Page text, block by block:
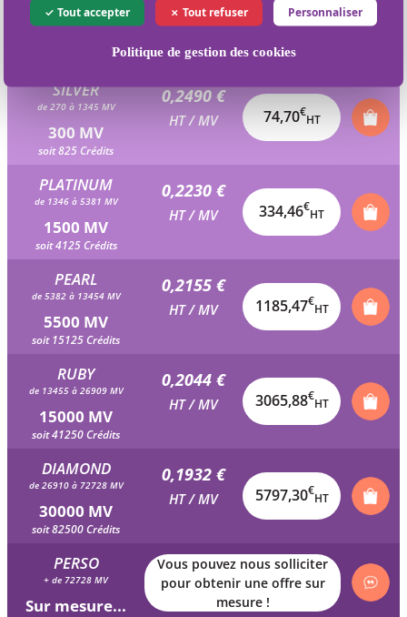
Tout accepter Tout refuser Personnaliser
Politique de gestion des cookies
de 135 à 269 MV
soit 412.5 Crédits
HT / MV 39,02€
HT
SILVER
de 270 à 1345 MV
300 MV
soit 825 Crédits
0,2490 €
HT / MV 74,70€
HT
PLATINUM
de 1346 à 5381 MV
1500 MV
soit 4125 Crédits
0,2230 €
HT / MV 334,46€
HT
PEARL
de 5382 à 13454 MV
5500 MV
soit 15125 Crédits
0,2155 €
HT / MV 1185,47€
HT
RUBY
de 13455 à 26909 MV
15000 MV
soit 41250 Crédits
0,2044 €
HT / MV 3065,88€
HT
DIAMOND
de 26910 à 72728 MV
30000 MV
soit 82500 Crédits
0,1932 €
HT / MV 5797,30€
HT
PERSO
+ de 72728 MV
Sur mesure...
Vous pouvez nous solliciter
pour obtenir une offre sur
mesure !